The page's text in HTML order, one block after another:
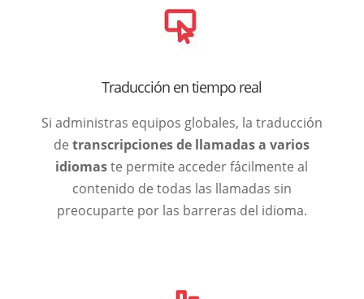
Traducción en tiempo real
Si administras equipos globales, la traducción
detranscripciones de llamadas a varios
idiomaste permite acceder fácilmente al
contenido de todas las llamadas sin
preocuparte por las barreras del idioma.